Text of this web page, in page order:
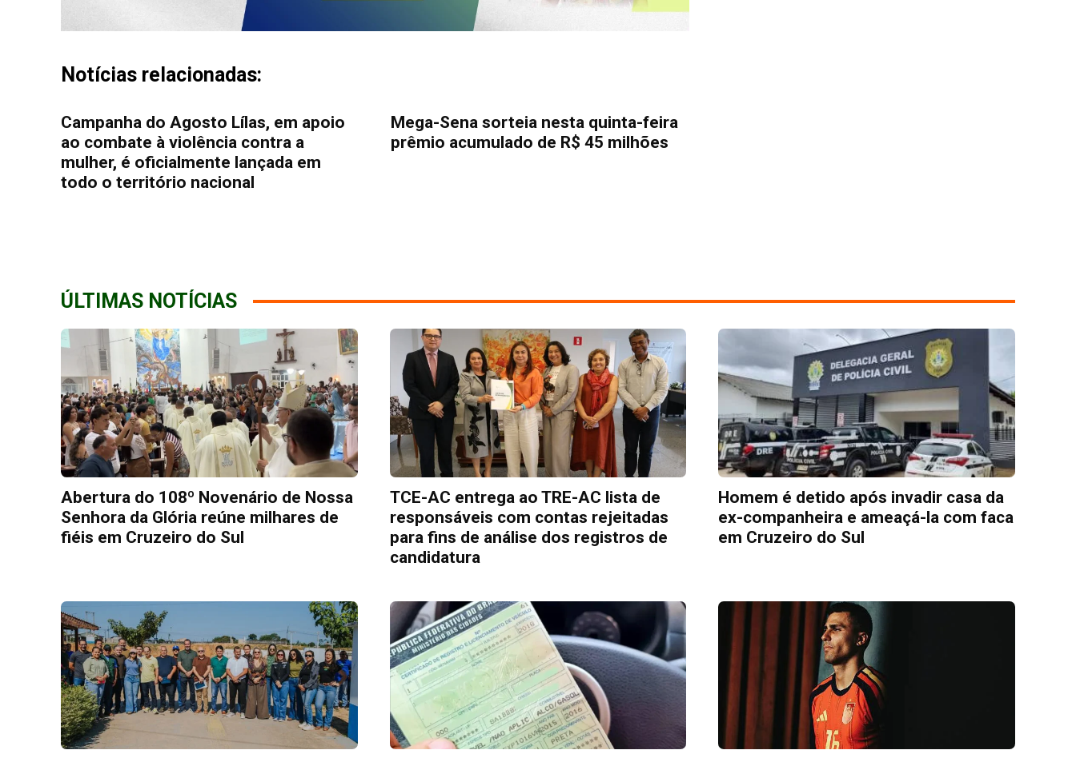
Notícias relacionadas:
Campanha do Agosto Lílas, em apoio
ao combate à violência contra a
mulher, é oficialmente lançada em
todo o território nacional
Mega-Sena sorteia nesta quinta-feira
prêmio acumulado de R$ 45 milhões
ÚLTIMAS NOTÍCIAS
Abertura do 108º Novenário de Nossa
Senhora da Glória reúne milhares de
fiéis em Cruzeiro do Sul
TCE-AC entrega ao TRE-AC lista de
responsáveis com contas rejeitadas
para fins de análise dos registros de
candidatura
Homem é detido após invadir casa da
ex-companheira e ameaçá-la com faca
em Cruzeiro do Sul